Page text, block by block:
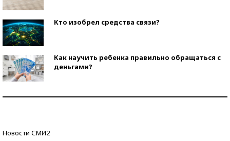
Кто изобрел средства связи?
Как научить ребенка правильно обращаться с
деньгами?
Новости СМИ2